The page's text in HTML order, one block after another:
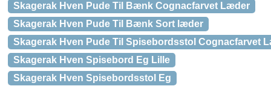
Skagerak Hven Pude Til Bænk Cognacfarvet Læder
Skagerak Hven Pude Til Bænk Sort læder
Skagerak Hven Pude Til Spisebordsstol Cognacfarvet
Skagerak Hven Spisebord Eg Lille
Skagerak Hven Spisebordsstol Eg